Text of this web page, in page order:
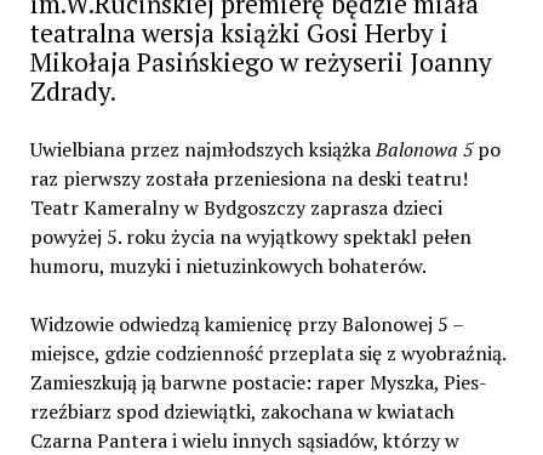
teatralna wersja książki Gosi Herby i
Mikołaja Pasińskiego w reżyserii Joanny
Zdrady.
Uwielbiana przez najmłodszych książkaBalonowa 5po
raz pierwszy została przeniesiona na deski teatru!
Teatr Kameralny w Bydgoszczy zaprasza dzieci
powyżej 5. roku życia na wyjątkowy spektakl pełen
humoru, muzyki i nietuzinkowych bohaterów.
Widzowie odwiedzą kamienicę przy Balonowej 5 –
miejsce, gdzie codzienność przeplata się z wyobraźnią.
Zamieszkują ją barwne postacie: raper Myszka, Pies-
rzeźbiarz spod dziewiątki, zakochana w kwiatach
Czarna Pantera i wielu innych sąsiadów, którzy w